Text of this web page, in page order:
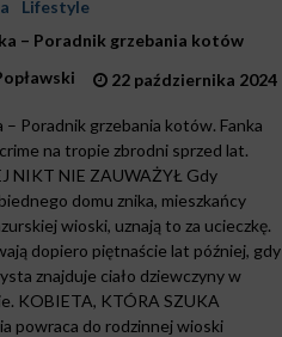
Lifestyle
– Poradnik grzebania kotów
22 października 2024
– Poradnik grzebania kotów. Fanka
na tropie zbrodni sprzed lat.
NIKT NIE ZAUWAŻYŁ Gdy
domu znika, mieszkańcy
wioski, uznają to za ucieczkę.
dopiero piętnaście lat później, gdy
znajduje ciało dziewczyny w
KOBIETA, KTÓRA SZUKA
powraca do rodzinnej wioski